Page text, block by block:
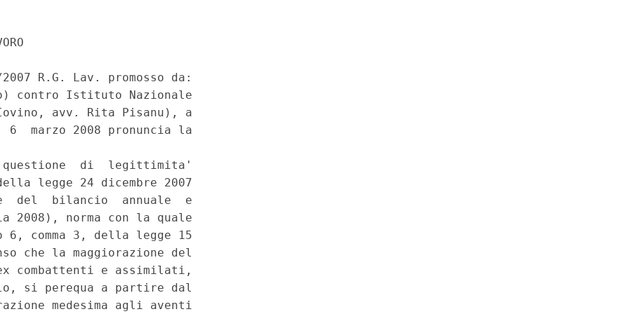
della  spesa  pubblica  e  salvaguardia degli equilibri
finanziari,  risulta  essere  stato  ragionevolmente attuato mediante
l'individuazione    di   coefficienti   di   correzione   percentuale
dell'adeguamento  annuale, graduati in relazione al livello economico
dei  trattamenti a partire da quelli di importo piu' elevato rispetto
al minimo.
   Orbene,   la  modifica  introdotta  dalla  disposizione  censurata
persegue invece gli obiettivi di contenimento della spesa mediante un
criterio  di  limitazione  temporale  del  meccanismo perequativo che
contrasta  con  canoni  di  ragionevolezza  e  con la specifica ratio
sottesa  alla  mag